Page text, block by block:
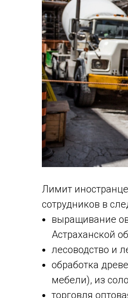
Лимит
сотрудников в
выращивание
Астраханской
лесоводство и
обработка
мебели), из
торговля